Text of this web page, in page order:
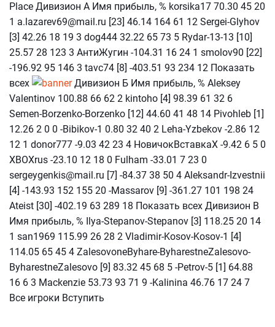
Place Дивизион А Имя прибыль, % korsika17 70.30 45 20
1 a.lazarev69@mail.ru [23] 46.14 164 61 12 Sergei-Glyhov
[3] 42.26 18 19 3 dog444 32.22 65 73 5 Rydar-13-13 [10]
25.57 28 123 3 АнтиЖугин -104.31 16 24 1 smolov90 [22]
-196.92 95 146 3 tavc74 [8] -403.51 93 234 12 Показать
всех
Дивизион Б Имя прибыль, % Aleksey
Valentinov 100.88 66 62 2 kintoho [4] 98.39 61 32 6
Semen-Borzenko-Borzenko [12] 44.60 41 48 14 Pivohleb [1]
12.26 2 0 0 -Bibikov-1 0.80 32 40 2 Leha-Yzbekov -2.86 12
12 1 donor777 -9.03 42 23 4 НовичокВставкаХ -9.42 6 5 0
XBOXrus -23.10 12 18 0 Fulham -33.01 7 23 0
sergeygenkis@mail.ru [7] -84.37 38 50 4 Aleksandr-Izvestnii
[4] -143.93 152 155 20 -Massarov [9] -361.27 101 198 24
Ateist [30] -402.19 63 289 18 Показать всех Дивизион В
Имя прибыль, % Ilya-Stepanov-Stepanov [3] 118.25 20 14
1 san1969 115.99 26 28 2 Vladimir-Kosov-Kosov-1 [4]
114.05 65 45 4 ZalesovoneByhare-ByharestneZalesovo-
ByharestneZalesovo [9] 83.32 45 68 5 -Petrov-5 [1] 64.88
16 6 3 Mackenzie 53.73 93 71 9 -Kalinina 46.76 17 24 7
Все игроки Вступить